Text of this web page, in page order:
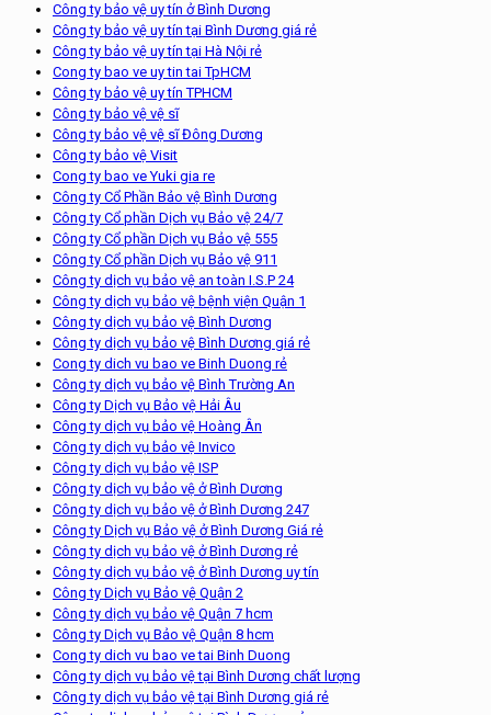
Công ty bảo vệ uy tín ở Bình Dương
Công ty bảo vệ uy tín tại Bình Dương giá rẻ
Công ty bảo vệ uy tín tại Hà Nội rẻ
Cong ty bao ve uy tin tai TpHCM
Công ty bảo vệ uy tín TPHCM
Công ty bảo vệ vệ sĩ
Công ty bảo vệ vệ sĩ Đông Dương
Công ty bảo vệ Visit
Cong ty bao ve Yuki gia re
Công ty Cổ Phần Bảo vệ Bình Dương
Công ty Cổ phần Dịch vụ Bảo vệ 24/7
Công ty Cổ phần Dịch vụ Bảo vệ 555
Công ty Cổ phần Dịch vụ Bảo vệ 911
Công ty dịch vụ bảo vệ an toàn I.S.P 24
Công ty dịch vụ bảo vệ bệnh viện Quận 1
Công ty dịch vụ bảo vệ Bình Dương
Công ty dịch vụ bảo vệ Bình Dương giá rẻ
Cong ty dich vu bao ve Binh Duong rẻ
Công ty dịch vụ bảo vệ Bình Trường An
Công ty Dịch vụ Bảo vệ Hải Âu
Công ty dịch vụ bảo vệ Hoàng Ân
Công ty dịch vụ bảo vệ Invico
Công ty dịch vụ bảo vệ ISP
Công ty dịch vụ bảo vệ ở Bình Dương
Công ty dịch vụ bảo vệ ở Bình Dương 247
Công ty Dịch vụ Bảo vệ ở Bình Dương Giá rẻ
Công ty dịch vụ bảo vệ ở Bình Dương rẻ
Công ty dịch vụ bảo vệ ở Bình Dương uy tín
Công ty Dịch vụ Bảo vệ Quận 2
Công ty dịch vụ bảo vệ Quận 7 hcm
Công ty Dịch vụ Bảo vệ Quận 8 hcm
Cong ty dich vu bao ve tai Binh Duong
Công ty dịch vụ bảo vệ tại Bình Dương chất lượng
Công ty dịch vụ bảo vệ tại Bình Dương giá rẻ